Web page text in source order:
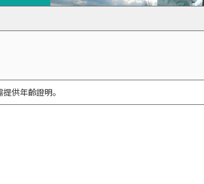
提供年齡證明。